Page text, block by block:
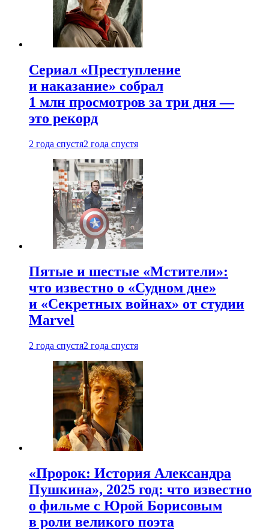
Сериал «Преступление
и наказание» собрал
1 млн просмотров за три дня —
это рекорд
2 года спустя2 года спустя
Пятые и шестые «Мстители»:
что известно о «Судном дне»
и «Секретных войнах» от студии
Marvel
2 года спустя2 года спустя
«Пророк: История Александра
Пушкина», 2025 год: что известно
о фильме с Юрой Борисовым
в роли великого поэта